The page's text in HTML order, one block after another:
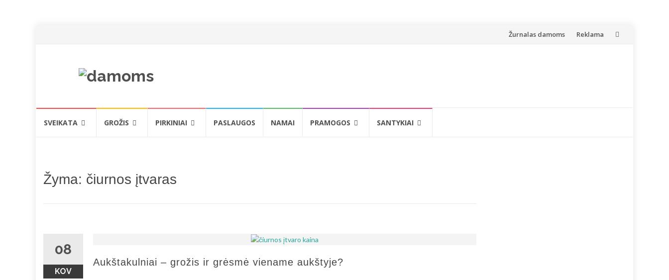
Skip
Žurnalas damoms Reklama
SVEIKATA GROŽIS PIRKINIAI PASLAUGOS NAMAI PRAMOGOS SANTYKIAI
Žyma: čiurnos įtvaras
08
KOV
Aukštakulniai – grožis ir grėsmė viename aukštyje?